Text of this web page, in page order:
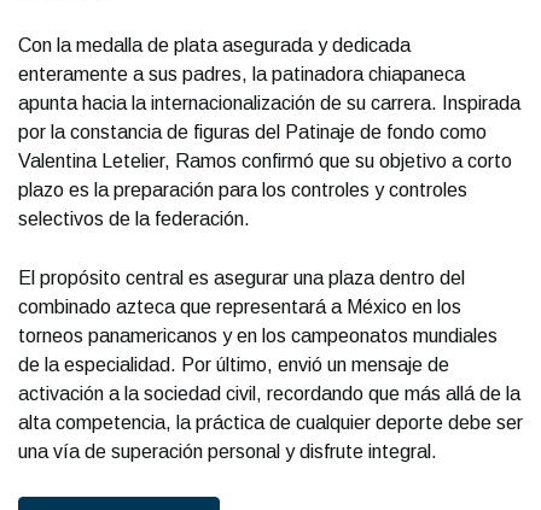
Con la medalla de plata asegurada y dedicada
enteramente a sus padres, la patinadora chiapaneca
apunta hacia la internacionalización de su carrera. Inspirada
por la constancia de figuras del Patinaje de fondo como
Valentina Letelier, Ramos confirmó que su objetivo a corto
plazo es la preparación para los controles y controles
selectivos de la federación.
El propósito central es asegurar una plaza dentro del
combinado azteca que representará a México en los
torneos panamericanos y en los campeonatos mundiales
de la especialidad. Por último, envió un mensaje de
activación a la sociedad civil, recordando que más allá de la
alta competencia, la práctica de cualquier deporte debe ser
una vía de superación personal y disfrute integral.